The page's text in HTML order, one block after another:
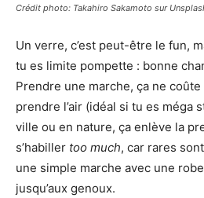
Crédit photo: Takahiro Sakamoto sur
Un verre, c’est peut-être le fun,
tu es limite pompette : bonne
Prendre une marche, ça ne
prendre l’air (idéal si tu es méga
ville ou en nature, ça enlève la
s’habiller too much, car rares
une simple marche avec une
jusqu’aux genoux.